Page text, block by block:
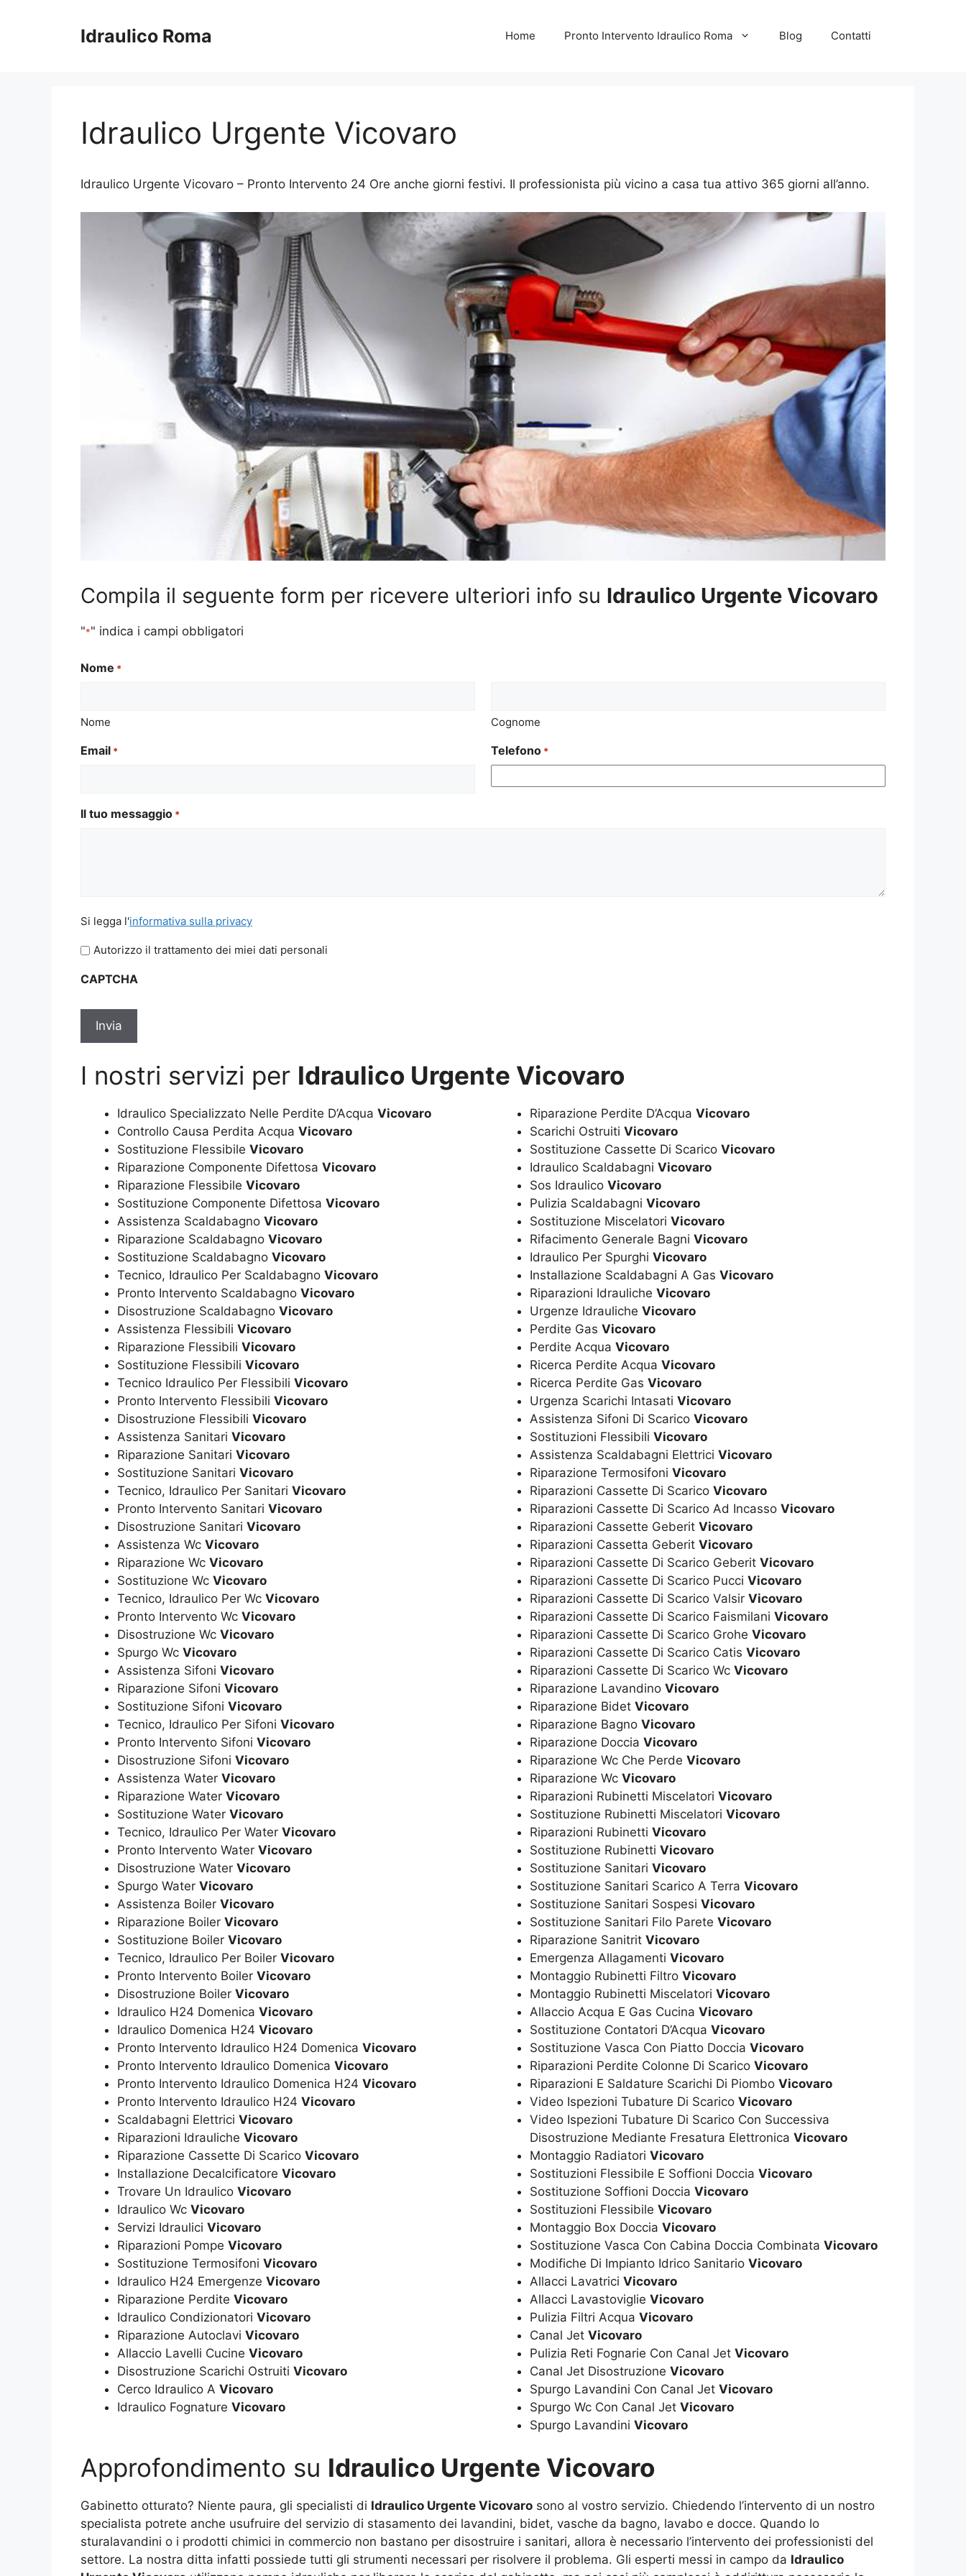
Idraulico Roma Home Pronto Intervento Idraulico Roma Blog Contatti
Idraulico Urgente Vicovaro
Idraulico Urgente Vicovaro – Pronto Intervento 24 Ore anche giorni festivi. Il professionista più vicino a casa tua attivo 365 giorni all’anno.
Compila il seguente form per ricevere ulteriori info su Idraulico Urgente Vicovaro
"*" indica i campi obbligatori
Nome *
Nome Cognome
Email * Telefono *
Il tuo messaggio *
Si
l'informativa
sulla
*
Si legga l'informativa sulla privacy
Autorizzo il trattamento dei miei dati personali
CAPTCHA
I nostri servizi per Idraulico Urgente Vicovaro
Idraulico Specializzato Nelle Perdite D’Acqua Vicovaro
Controllo Causa Perdita Acqua Vicovaro
Sostituzione Flessibile Vicovaro
Riparazione Componente Difettosa Vicovaro
Riparazione Flessibile Vicovaro
Sostituzione Componente Difettosa Vicovaro
Assistenza Scaldabagno Vicovaro
Riparazione Scaldabagno Vicovaro
Sostituzione Scaldabagno Vicovaro
Tecnico, Idraulico Per Scaldabagno Vicovaro
Pronto Intervento Scaldabagno Vicovaro
Disostruzione Scaldabagno Vicovaro
Assistenza Flessibili Vicovaro
Riparazione Flessibili Vicovaro
Sostituzione Flessibili Vicovaro
Tecnico Idraulico Per Flessibili Vicovaro
Pronto Intervento Flessibili Vicovaro
Disostruzione Flessibili Vicovaro
Assistenza Sanitari Vicovaro
Riparazione Sanitari Vicovaro
Sostituzione Sanitari Vicovaro
Tecnico, Idraulico Per Sanitari Vicovaro
Pronto Intervento Sanitari Vicovaro
Disostruzione Sanitari Vicovaro
Assistenza Wc Vicovaro
Riparazione Wc Vicovaro
Sostituzione Wc Vicovaro
Tecnico, Idraulico Per Wc Vicovaro
Pronto Intervento Wc Vicovaro
Disostruzione Wc Vicovaro
Spurgo Wc Vicovaro
Assistenza Sifoni Vicovaro
Riparazione Sifoni Vicovaro
Sostituzione Sifoni Vicovaro
Tecnico, Idraulico Per Sifoni Vicovaro
Pronto Intervento Sifoni Vicovaro
Disostruzione Sifoni Vicovaro
Assistenza Water Vicovaro
Riparazione Water Vicovaro
Sostituzione Water Vicovaro
Tecnico, Idraulico Per Water Vicovaro
Pronto Intervento Water Vicovaro
Disostruzione Water Vicovaro
Spurgo Water Vicovaro
Assistenza Boiler Vicovaro
Riparazione Boiler Vicovaro
Sostituzione Boiler Vicovaro
Tecnico, Idraulico Per Boiler Vicovaro
Pronto Intervento Boiler Vicovaro
Disostruzione Boiler Vicovaro
Idraulico H24 Domenica Vicovaro
Idraulico Domenica H24 Vicovaro
Pronto Intervento Idraulico H24 Domenica Vicovaro
Pronto Intervento Idraulico Domenica Vicovaro
Pronto Intervento Idraulico Domenica H24 Vicovaro
Pronto Intervento Idraulico H24 Vicovaro
Scaldabagni Elettrici Vicovaro
Riparazioni Idrauliche Vicovaro
Riparazione Cassette Di Scarico Vicovaro
Installazione Decalcificatore Vicovaro
Trovare Un Idraulico Vicovaro
Idraulico Wc Vicovaro
Servizi Idraulici Vicovaro
Riparazioni Pompe Vicovaro
Sostituzione Termosifoni Vicovaro
Idraulico H24 Emergenze Vicovaro
Riparazione Perdite Vicovaro
Idraulico Condizionatori Vicovaro
Riparazione Autoclavi Vicovaro
Allaccio Lavelli Cucine Vicovaro
Disostruzione Scarichi Ostruiti Vicovaro
Cerco Idraulico A Vicovaro
Idraulico Fognature Vicovaro
Riparazione Perdite D’AcquaVicovaro
Scarichi OstruitiVicovaro
Sostituzione Cassette Di ScaricoVicovaro
Idraulico ScaldabagniVicovaro
Sos IdraulicoVicovaro
Pulizia ScaldabagniVicovaro
Sostituzione MiscelatoriVicovaro
Rifacimento Generale BagniVicovaro
Idraulico Per SpurghiVicovaro
Installazione Scaldabagni A GasVicovaro
Riparazioni IdraulicheVicovaro
Urgenze IdraulicheVicovaro
Perdite GasVicovaro
Perdite AcquaVicovaro
Ricerca Perdite AcquaVicovaro
Ricerca Perdite GasVicovaro
Urgenza Scarichi IntasatiVicovaro
Assistenza Sifoni Di ScaricoVicovaro
Sostituzioni FlessibiliVicovaro
Assistenza Scaldabagni ElettriciVicovaro
Riparazione TermosifoniVicovaro
Riparazioni Cassette Di ScaricoVicovaro
Riparazioni Cassette Di Scarico Ad IncassoVicovaro
Riparazioni Cassette GeberitVicovaro
Riparazioni Cassetta GeberitVicovaro
Riparazioni Cassette Di Scarico GeberitVicovaro
Riparazioni Cassette Di Scarico PucciVicovaro
Riparazioni Cassette Di Scarico ValsirVicovaro
Riparazioni Cassette Di Scarico FaismilaniVicovaro
Riparazioni Cassette Di Scarico GroheVicovaro
Riparazioni Cassette Di Scarico CatisVicovaro
Riparazioni Cassette Di Scarico WcVicovaro
Riparazione LavandinoVicovaro
Riparazione BidetVicovaro
Riparazione BagnoVicovaro
Riparazione DocciaVicovaro
Riparazione Wc Che PerdeVicovaro
Riparazione WcVicovaro
Riparazioni Rubinetti MiscelatoriVicovaro
Sostituzione Rubinetti MiscelatoriVicovaro
Riparazioni RubinettiVicovaro
Sostituzione RubinettiVicovaro
Sostituzione SanitariVicovaro
Sostituzione Sanitari Scarico A TerraVicovaro
Sostituzione Sanitari SospesiVicovaro
Sostituzione Sanitari Filo PareteVicovaro
Riparazione SanitritVicovaro
Emergenza AllagamentiVicovaro
Montaggio Rubinetti FiltroVicovaro
Montaggio Rubinetti MiscelatoriVicovaro
Allaccio Acqua E Gas CucinaVicovaro
Sostituzione Contatori D’AcquaVicovaro
Sostituzione Vasca Con Piatto DocciaVicovaro
Riparazioni Perdite Colonne Di ScaricoVicovaro
Riparazioni E Saldature Scarichi Di PiomboVicovaro
Video Ispezioni Tubature Di ScaricoVicovaro
Video Ispezioni Tubature Di Scarico Con Successiva
Disostruzione Mediante Fresatura ElettronicaVicovaro
Montaggio RadiatoriVicovaro
Sostituzioni Flessibile E Soffioni DocciaVicovaro
Sostituzione Soffioni DocciaVicovaro
Sostituzioni FlessibileVicovaro
Montaggio Box DocciaVicovaro
Sostituzione Vasca Con Cabina Doccia CombinataVicovaro
Modifiche Di Impianto Idrico SanitarioVicovaro
Allacci LavatriciVicovaro
Allacci LavastoviglieVicovaro
Pulizia Filtri AcquaVicovaro
Canal JetVicovaro
Pulizia Reti Fognarie Con Canal JetVicovaro
Canal Jet DisostruzioneVicovaro
Spurgo Lavandini Con Canal JetVicovaro
Spurgo Wc Con Canal JetVicovaro
Spurgo LavandiniVicovaro
Approfondimento su Idraulico Urgente Vicovaro
Gabinetto otturato? Niente paura, gli specialisti di Idraulico Urgente Vicovaro sono al vostro servizio. Chiedendo l’intervento di un nostro
specialista potrete anche usufruire del servizio di stasamento dei lavandini, bidet, vasche da bagno, lavabo e docce. Quando lo
sturalavandini o i prodotti chimici in commercio non bastano per disostruire i sanitari, allora è necessario l’intervento dei professionisti del
settore. La nostra ditta infatti possiede tutti gli strumenti necessari per risolvere il problema. Gli esperti messi in campo da Idraulico